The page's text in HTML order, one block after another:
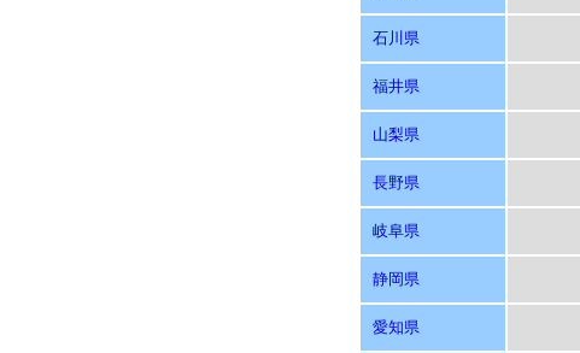
石川県
福井県
山梨県
長野県
岐阜県
静岡県
愛知県